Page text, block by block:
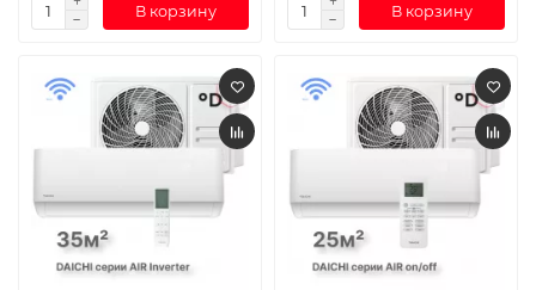
В корзину В корзину